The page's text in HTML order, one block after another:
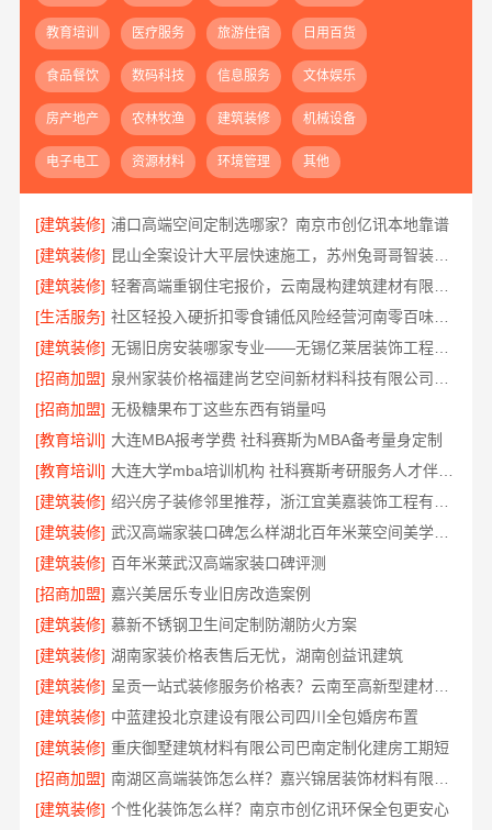
教育培训 医疗服务 旅游住宿 日用百货
食品餐饮 数码科技 信息服务 文体娱乐
房产地产 农林牧渔 建筑装修 机械设备
电子电工 资源材料 环境管理 其他
[建筑装修] 浦口高端空间定制选哪家？南京市创亿讯本地靠谱
[建筑装修]
昆山全案设计大平层快速施工，苏州兔哥哥智装新材料有限公司
[建筑装修]
[生活服务]
社区轻投入硬折扣零食铺低风险经营河南零百味供应链有限公司
[建筑装修]
无锡旧房安装哪家专业——无锡亿莱居装饰工程材料有限公司
[招商加盟]
[招商加盟] 无极糖果布丁这些东西有销量吗
[教育培训] 大连MBA报考学费 社科赛斯为MBA备考量身定制
[教育培训]
大连大学mba培训机构 社科赛斯考研服务人才伴您成长
[建筑装修]
[建筑装修]
武汉高端家装口碑怎么样湖北百年米莱空间美学装饰材料有限公司
[建筑装修] 百年米莱武汉高端家装口碑评测
[招商加盟] 嘉兴美居乐专业旧房改造案例
[建筑装修] 慕新不锈钢卫生间定制防潮防火方案
[建筑装修] 湖南家装价格表售后无忧，湖南创益讯建筑
[建筑装修]
呈贡一站式装修服务价格表？云南至高新型建材有限公司透明定价
[建筑装修] 中蓝建投北京建设有限公司四川全包婚房布置
[建筑装修] 重庆御墅建筑材料有限公司巴南定制化建房工期短
[招商加盟]
[建筑装修] 个性化装饰怎么样？南京市创亿讯环保全包更安心